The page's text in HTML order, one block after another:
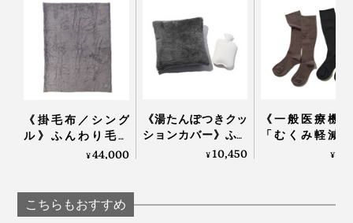
《掛毛布／シング
ル》ふんわり毛足
1.7cmのメリノウール
｜LOOM & SPOOL ル
ームアンドスプール
¥44,000
《湯たんぽつきクッ
ションカバー》ふん
わり毛足2cmのメリ
¥10,450
《一般医療機
「むくみ軽減
適・おしゃれ」
¥
こちらもおすすめ